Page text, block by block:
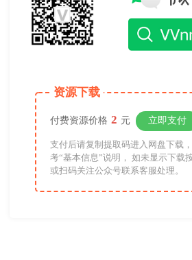
资源下载
付费资源价格 2 元 立即支付
支付后请复制提取码进入网盘下载
考“基本信息”说明， 如未显示下载
或扫码关注公众号联系客服处理。